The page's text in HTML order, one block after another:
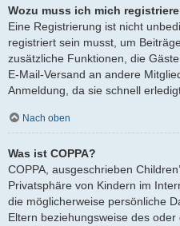
Wozu muss ich mich
Eine Registrierung ist nicht
registriert sein musst, um
zusätzliche Funktionen, die
E-Mail-Versand an andere
Anmeldung, da sie schnell
Nach oben
Was ist COPPA?
COPPA, ausgeschrieben
Privatsphäre von Kindern im
die möglicherweise persönliche
Eltern beziehungsweise des